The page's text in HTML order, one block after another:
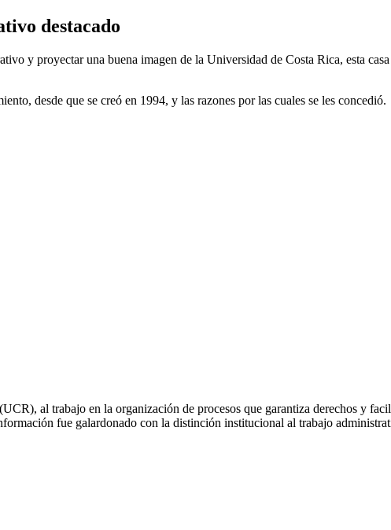
destacado
y proyectar una buena imagen de la Universidad de Costa Rica, esta
desde que se creó en 1994, y las razones por las cuales se les concedió.
al trabajo en la organización de procesos que garantiza derechos y
fue galardonado con la distinción institucional al trabajo